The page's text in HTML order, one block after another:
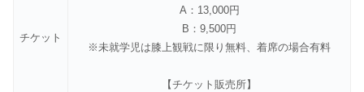
チケット
A：13,000円
B：9,500円
※未就学児は膝上観戦に限り無料、着席の場合有料
【チケット販売所】